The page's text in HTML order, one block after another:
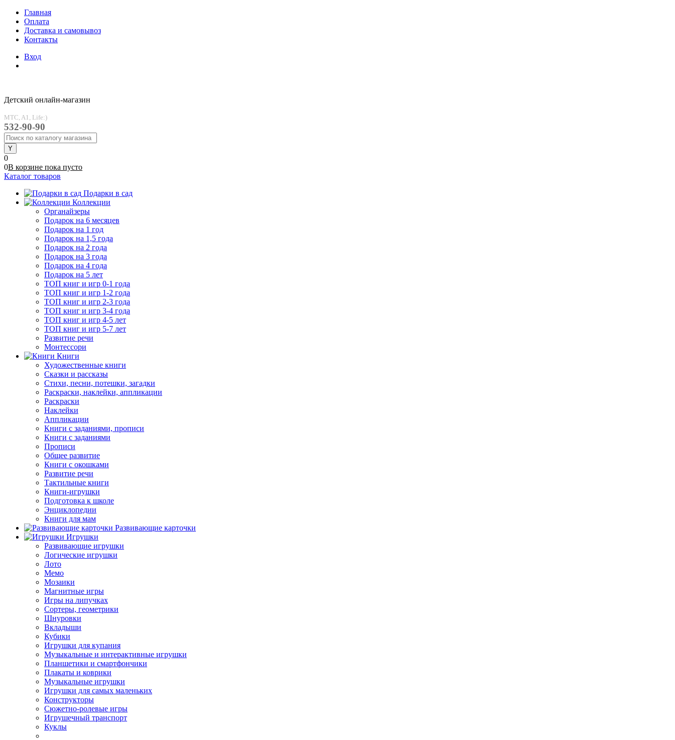
Главная
Оплата
Доставка и самовывоз
Контакты
Вход
Детский онлайн-магазин
MTC, A1, Life:)
532-90-90
0
0В корзине пока пусто
Каталог товаров
Подарки в сад
Коллекции
Органайзеры
Подарок на 6 месяцев
Подарок на 1 год
Подарок на 1,5 года
Подарок на 2 года
Подарок на 3 года
Подарок на 4 года
Подарок на 5 лет
ТОП книг и игр 0-1 года
ТОП книг и игр 1-2 года
ТОП книг и игр 2-3 года
ТОП книг и игр 3-4 года
ТОП книг и игр 4-5 лет
ТОП книг и игр 5-7 лет
Развитие речи
Монтессори
Книги
Художественные книги
Сказки и рассказы
Стихи, песни, потешки, загадки
Раскраски, наклейки, аппликации
Раскраски
Наклейки
Аппликации
Книги с заданиями, прописи
Книги с заданиями
Прописи
Общее развитие
Книги с окошками
Развитие речи
Тактильные книги
Книги-игрушки
Подготовка к школе
Энциклопедии
Книги для мам
Развивающие карточки
Игрушки
Развивающие игрушки
Логические игрушки
Лото
Мемо
Мозаики
Магнитные игры
Игры на липучках
Сортеры, геометрики
Шнуровки
Вкладыши
Кубики
Игрушки для купания
Музыкальные и интерактивные игрушки
Планшетики и смартфончики
Плакаты и коврики
Музыкальные игрушки
Игрушки для самых маленьких
Конструкторы
Сюжетно-ролевые игры
Игрушечный транспорт
Куклы